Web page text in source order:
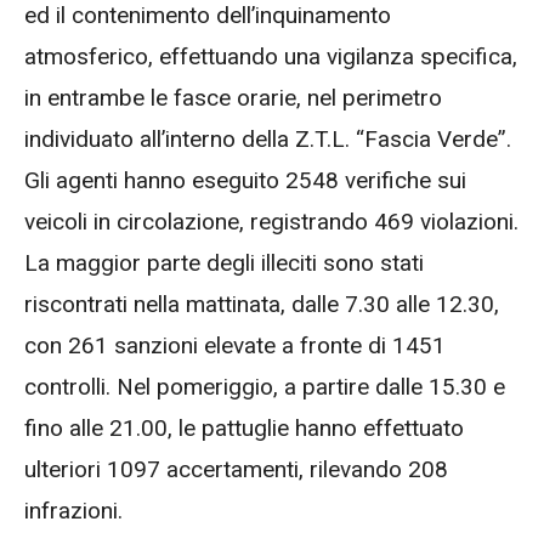
ed il contenimento dell’inquinamento
atmosferico, effettuando una vigilanza specifica,
in entrambe le fasce orarie, nel perimetro
individuato all’interno della Z.T.L. “Fascia Verde”.
Gli agenti hanno eseguito 2548 verifiche sui
veicoli in circolazione, registrando 469 violazioni.
La maggior parte degli illeciti sono stati
riscontrati nella mattinata, dalle 7.30 alle 12.30,
con 261 sanzioni elevate a fronte di 1451
controlli. Nel pomeriggio, a partire dalle 15.30 e
fino alle 21.00, le pattuglie hanno effettuato
ulteriori 1097 accertamenti, rilevando 208
infrazioni.